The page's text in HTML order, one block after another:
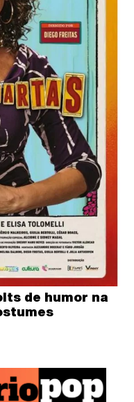
de humor na